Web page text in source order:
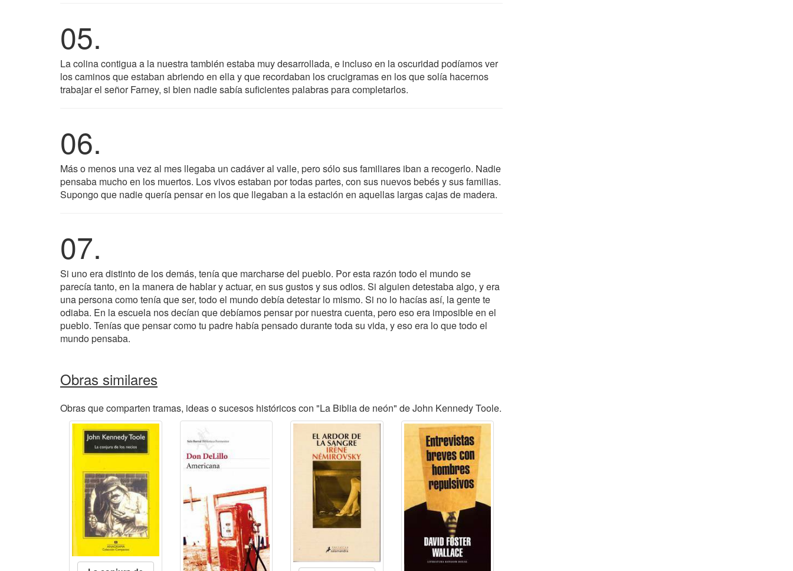
05.
La colina contigua a la nuestra también estaba muy desarrollada, e incluso en la oscuridad podíamos ver
los caminos que estaban abriendo en ella y que recordaban los crucigramas en los que solía hacernos
trabajar el señor Farney, si bien nadie sabía suficientes palabras para completarlos.
06.
Más o menos una vez al mes llegaba un cadáver al valle, pero sólo sus familiares iban a recogerlo. Nadie
pensaba mucho en los muertos. Los vivos estaban por todas partes, con sus nuevos bebés y sus familias.
Supongo que nadie quería pensar en los que llegaban a la estación en aquellas largas cajas de madera.
07.
Si uno era distinto de los demás, tenía que marcharse del pueblo. Por esta razón todo el mundo se
parecía tanto, en la manera de hablar y actuar, en sus gustos y sus odios. Si alguien detestaba algo, y era
una persona como tenía que ser, todo el mundo debía detestar lo mismo. Si no lo hacías así, la gente te
odiaba. En la escuela nos decían que debíamos pensar por nuestra cuenta, pero eso era imposible en el
pueblo. Tenías que pensar como tu padre había pensado durante toda su vida, y eso era lo que todo el
mundo pensaba.
Obras similares
Obras que comparten tramas, ideas o sucesos históricos con "La Biblia de neón" de John Kennedy Toole.